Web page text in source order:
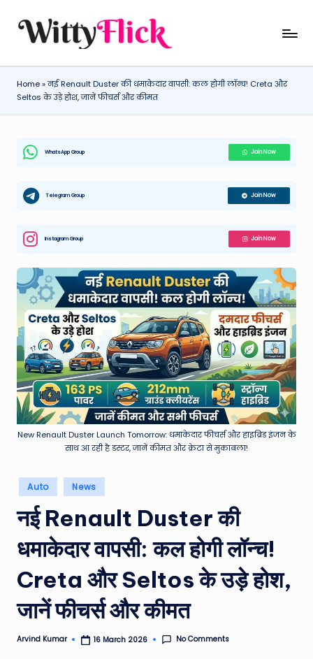
W
it
ty
Fl
k:
a
t
e
st
W
a
t
h
er
,
e
h
&
M
vi
e
WittyFlick:
Tech
Around
World
Home»नई Renault Duster की धमाकेदार वापसी: कल होगी लॉन्च! Creta और
Seltos के उड़े होश, जानें फीचर्स और कीमत
WhatsApp Group Join Now
Telegram Group Join Now
Instagram Group Join Now
New Renault Duster Launch Tomorrow: धमाकेदार फीचर्स और हाइब्रिड इंजन के
साथ आ रही है डस्टर, जानें कीमत और क्रेटा से मुकाबला!
Posted
in
Auto News
नई Renault Duster की
धमाकेदार वापसी: कल होगी लॉन्च!
Creta और Seltos के उड़े होश,
जानें फीचर्स और कीमत
Posted
Arvind Kumar 16 March 2026 No Comments